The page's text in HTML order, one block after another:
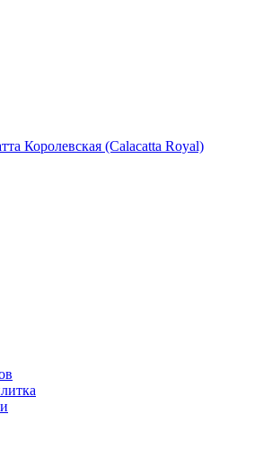
Королевская (Calacatta Royal)